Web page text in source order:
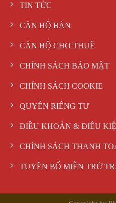
TIN TỨC
CĂN HỘ BÁN
CĂN HỘ CHO THUÊ
CHÍNH SÁCH BẢO MẬT
CHÍNH SÁCH COOKIE
QUYỀN RIÊNG TƯ
ĐIỀU KHOẢN & ĐIỀU
CHÍNH SÁCH THANH
TUYÊN BỐ MIỄN TRỪ